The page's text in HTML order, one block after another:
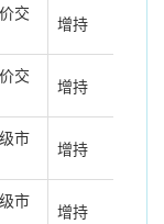
交
增持
交
增持
市
增持
市
增持